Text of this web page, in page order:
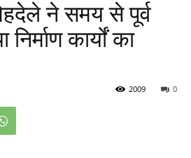
ने समय से पूर्व
कार्यों का
0
2009